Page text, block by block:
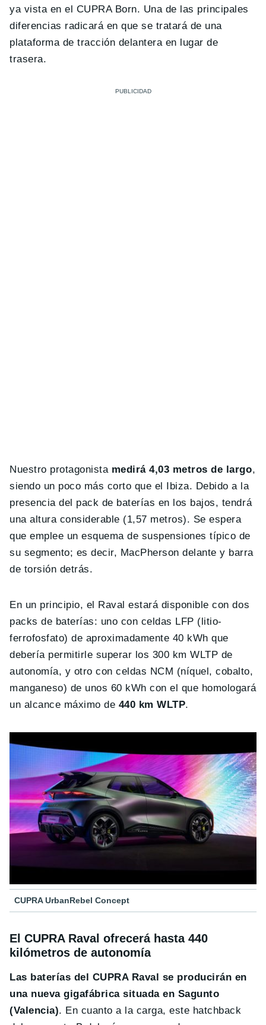
ya vista en el CUPRA Born. Una de las principales
diferencias radicará en que se tratará de una
plataforma de tracción delantera en lugar de
trasera.
Nuestro protagonista medirá 4,03 metros de largo,
siendo un poco más corto que el Ibiza. Debido a la
presencia del pack de baterías en los bajos, tendrá
una altura considerable (1,57 metros). Se espera
que emplee un esquema de suspensiones típico de
su segmento; es decir, MacPherson delante y barra
de torsión detrás.
En un principio, el Raval estará disponible con dos
packs de baterías: uno con celdas LFP (litio-
ferrofosfato) de aproximadamente 40 kWh que
debería permitirle superar los 300 km WLTP de
autonomía, y otro con celdas NCM (níquel, cobalto,
manganeso) de unos 60 kWh con el que homologará
un alcance máximo de 440 km WLTP.
CUPRA UrbanRebel Concept
El CUPRA Raval ofrecerá hasta 440
kilómetros de autonomía
Las baterías del CUPRA Raval se producirán en
una nueva gigafábrica situada en Sagunto
(Valencia). En cuanto a la carga, este hatchback